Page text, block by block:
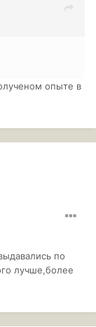
опыте в
по
лучше,более